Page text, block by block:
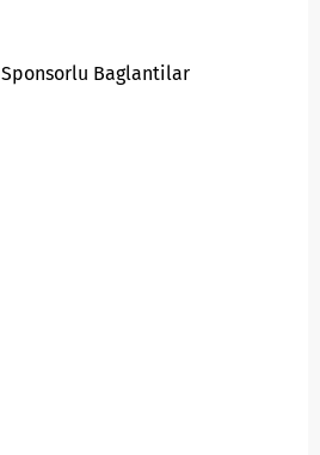
Sponsorlu Baglantilar